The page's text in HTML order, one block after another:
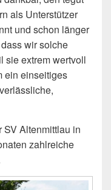
als Unterstützer
und schon länger
wir solche
sie extrem wertvoll
ein einseitiges
SV Altenmittlau in
zahlreiche